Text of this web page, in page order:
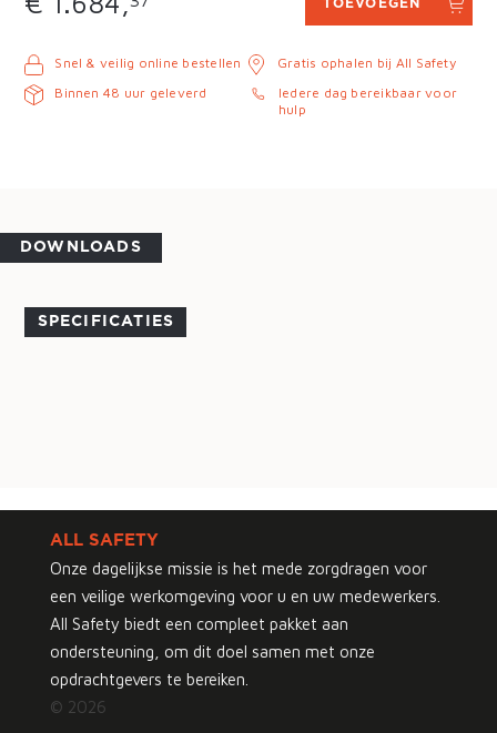
TOEVOEGEN
Snel & veilig online bestellen
Binnen 48 uur geleverd
Gratis ophalen bij All Safety
Iedere dag bereikbaar voor
hulp
DOWNLOADS
SPECIFICATIES
ALL SAFETY
Onze dagelijkse missie is het mede zorgdragen voor
een veilige werkomgeving voor u en uw medewerkers.
All Safety biedt een compleet pakket aan
ondersteuning, om dit doel samen met onze
opdrachtgevers te bereiken.
© 2026